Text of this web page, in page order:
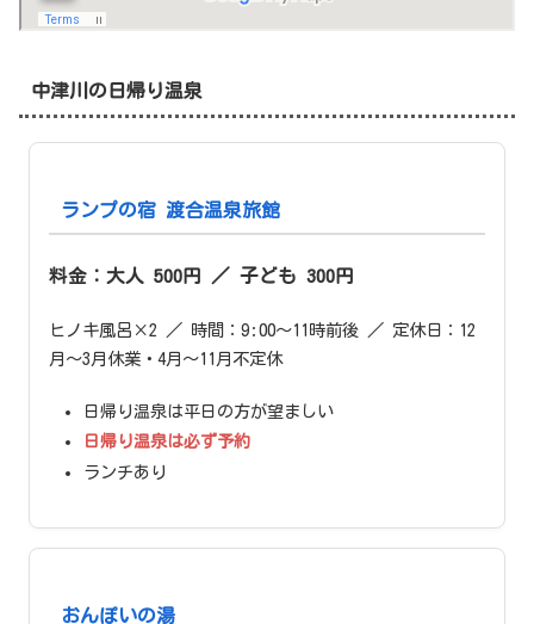
中津川の日帰り温泉
ランプの宿 渡合温泉旅館
料金：大人 500円 ／ 子ども 300円
ヒノキ風呂×2 ／ 時間：9:00〜11時前後 ／ 定休日：12
月〜3月休業・4月〜11月不定休
日帰り温泉は平日の方が望ましい
日帰り温泉は必ず予約
ランチあり
おんぽいの湯